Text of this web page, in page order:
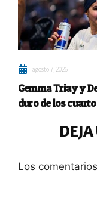
agosto 7, 2026
Gemma Triay y
duro de los
Los